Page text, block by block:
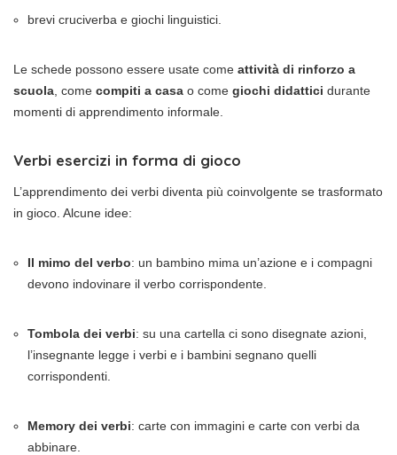
brevi cruciverba e giochi linguistici.
Le schede possono essere usate come attività di rinforzo a
scuola , come compiti a casa o come giochi didattici durante
momenti di apprendimento informale.
Verbi esercizi in forma di gioco
L’apprendimento dei verbi diventa più coinvolgente se trasformato
in gioco. Alcune idee:
Il mimo del verbo: un bambino mima un’azione e i compagni
devono indovinare il verbo corrispondente.
Tombola dei verbi: su una cartella ci sono disegnate azioni,
l’insegnante legge i verbi e i bambini segnano quelli
corrispondenti.
Memory dei verbi: carte con immagini e carte con verbi da
abbinare.